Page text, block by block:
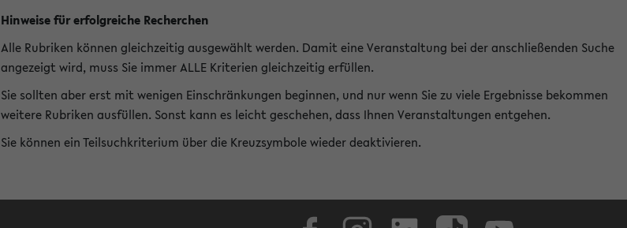
Hinweise für erfolgreiche Recherchen
Alle Rubriken können gleichzeitig ausgewählt werden. Damit eine Veranstaltung bei der anschließenden Suche
angezeigt wird, muss Sie immer ALLE Kriterien gleichzeitig erfüllen.
Sie sollten aber erst mit wenigen Einschränkungen beginnen, und nur wenn Sie zu viele Ergebnisse bekommen
weitere Rubriken ausfüllen. Sonst kann es leicht geschehen, dass Ihnen Veranstaltungen entgehen.
Sie können ein Teilsuchkriterium über die Kreuzsymbole wieder deaktivieren.